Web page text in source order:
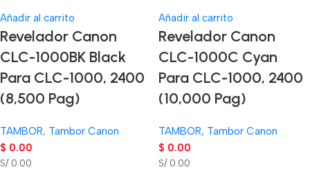
Añadir al carrito
Revelador Canon
CLC-1000BK Black
Para CLC-1000, 2400
(8,500 Pag)
TAMBOR, Tambor Canon
$ 0.00
S/ 0.00
Añadir al carrito
Revelador Canon
CLC-1000C Cyan
Para CLC-1000, 2400
(10,000 Pag)
TAMBOR, Tambor Canon
$ 0.00
S/ 0.00